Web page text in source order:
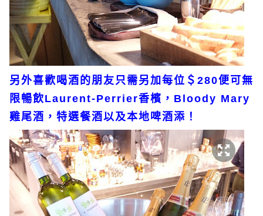
另外喜歡喝酒的朋友只需另加每位＄280便可無
限暢飲Laurent-Perrier香檳，Bloody Mary
雞尾酒，特選餐酒以及本地啤酒添！